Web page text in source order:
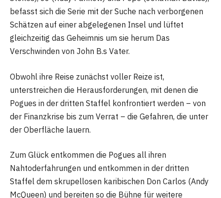
befasst sich die Serie mit der Suche nach verborgenen
Schätzen auf einer abgelegenen Insel und lüftet
gleichzeitig das Geheimnis um sie herum Das
Verschwinden von John B.s Vater.
Obwohl ihre Reise zunächst voller Reize ist,
unterstreichen die Herausforderungen, mit denen die
Pogues in der dritten Staffel konfrontiert werden – von
der Finanzkrise bis zum Verrat – die Gefahren, die unter
der Oberfläche lauern.
Zum Glück entkommen die Pogues all ihren
Nahtoderfahrungen und entkommen in der dritten
Staffel dem skrupellosen karibischen Don Carlos (Andy
McQueen) und bereiten so die Bühne für weitere